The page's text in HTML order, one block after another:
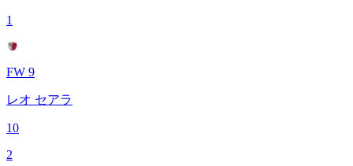
1
FW 9
レオ セアラ
10
2